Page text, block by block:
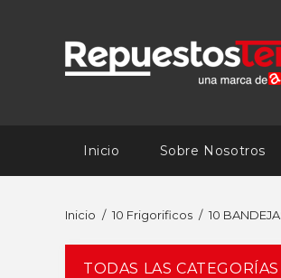
Inicio Sobre Nosotros
Inicio 10 Frigorificos 10
TODAS LAS CATEGORÍAS